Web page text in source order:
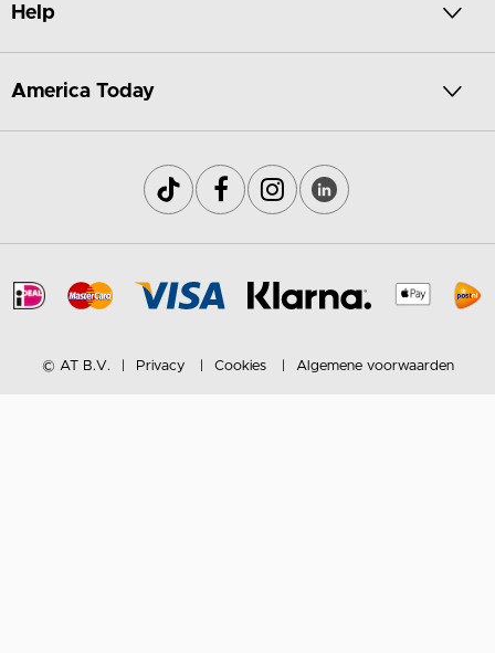
Help
America Today
© AT B.V. Privacy Cookies Algemene voorwaarden